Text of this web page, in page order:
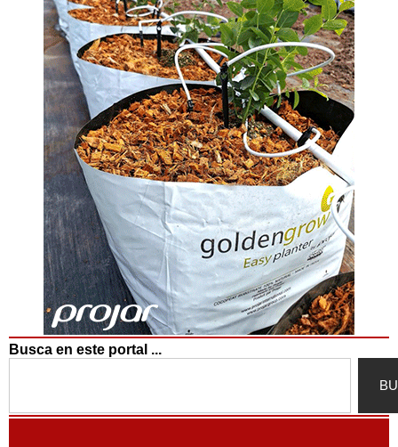
Busca en este portal ...